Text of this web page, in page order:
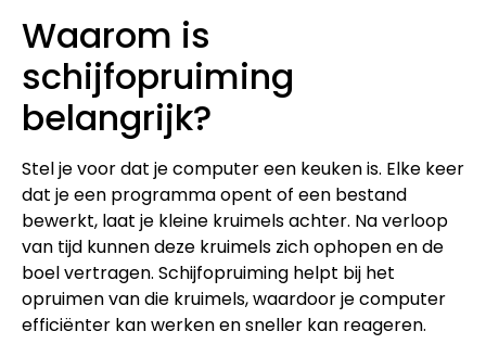
Waarom is
schijfopruiming
belangrijk?
Stel je voor dat je computer een keuken is. Elke keer
dat je een programma opent of een bestand
bewerkt, laat je kleine kruimels achter. Na verloop
van tijd kunnen deze kruimels zich ophopen en de
boel vertragen. Schijfopruiming helpt bij het
opruimen van die kruimels, waardoor je computer
efficiënter kan werken en sneller kan reageren.